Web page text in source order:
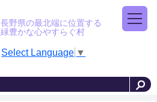
長野県の最北端に位置する
緑豊かな心やすらぐ村
Select Language ▼